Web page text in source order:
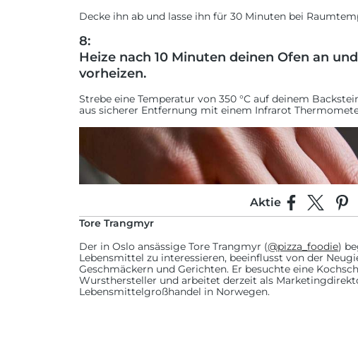
Decke ihn ab und lasse ihn für 30 Minuten bei
8:
Heize nach 10 Minuten deinen Ofen an
vorheizen.
Strebe eine Temperatur von 350 °C auf deinem
aus sicherer Entfernung mit einem Infrarot
Aktie AufTeilenAuf
Tore Trangmyr
Der in Oslo ansässige Tore Trangmyr (@pizza_foodie)
Lebensmittel zu interessieren, beeinflusst von der
Geschmäckern und Gerichten. Er besuchte eine
Wursthersteller und arbeitet derzeit als
Lebensmittelgroßhandel in Norwegen.